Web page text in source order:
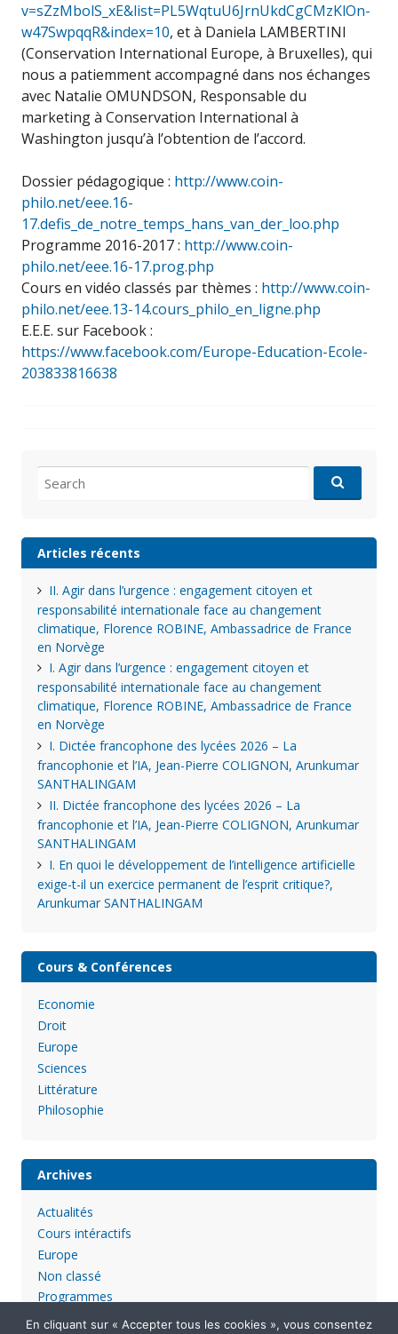
v=sZzMbolS_xE&list=PL5WqtuU6JrnUkdCgCMzKlOn-
w47SwpqqR&index=10, et à Daniela LAMBERTINI
(Conservation International Europe, à Bruxelles), qui
nous a patiemment accompagné dans nos échanges
avec Natalie OMUNDSON, Responsable du
marketing à Conservation International à
Washington jusqu’à l’obtention de l’accord.
Dossier pédagogique : http://www.coin-
philo.net/eee.16-
17.defis_de_notre_temps_hans_van_der_loo.php
Programme 2016-2017 : http://www.coin-
philo.net/eee.16-17.prog.php
Cours en vidéo classés par thèmes : http://www.coin-
philo.net/eee.13-14.cours_philo_en_ligne.php
E.E.E. sur Facebook :
https://www.facebook.com/Europe-Education-Ecole-
203833816638
for:
Articles récents
II. Agir dans l’urgence : engagement citoyen et
responsabilité internationale face au changement
climatique, Florence ROBINE, Ambassadrice de France
en Norvège
I. Agir dans l’urgence : engagement citoyen et
responsabilité internationale face au changement
climatique, Florence ROBINE, Ambassadrice de France
en Norvège
I. Dictée francophone des lycées 2026 – La
francophonie et l’IA, Jean-Pierre COLIGNON, Arunkumar
SANTHALINGAM
II. Dictée francophone des lycées 2026 – La
francophonie et l’IA, Jean-Pierre COLIGNON, Arunkumar
SANTHALINGAM
I. En quoi le développement de l’intelligence artificielle
exige-t-il un exercice permanent de l’esprit critique?,
Arunkumar SANTHALINGAM
Cours & Conférences
Economie
Droit
Europe
Sciences
Littérature
Philosophie
Archives
Actualités
Cours intéractifs
Europe
Non classé
Programmes
En cliquant sur « Accepter tous les cookies », vous consentez